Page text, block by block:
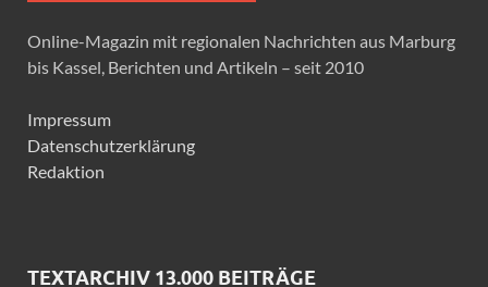
Online-Magazin mit regionalen Nachrichten aus Marburg
bis Kassel, Berichten und Artikeln – seit 2010
Impressum
Datenschutzerklärung
Redaktion
TEXTARCHIV 13.000 BEITRÄGE